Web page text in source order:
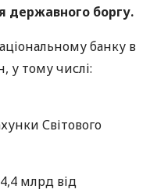
державного боргу.
банку в
у тому числі:
Світового
млрд від